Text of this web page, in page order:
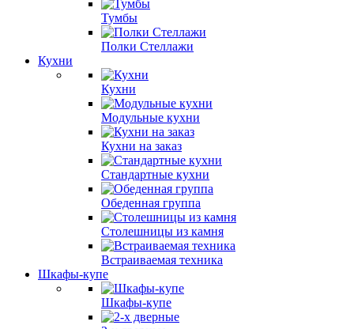
Тумбы
Полки Стеллажи
Кухни
Кухни
Модульные кухни
Кухни на заказ
Стандартные кухни
Обеденная группа
Столешницы из камня
Встраиваемая техника
Шкафы-купе
Шкафы-купе